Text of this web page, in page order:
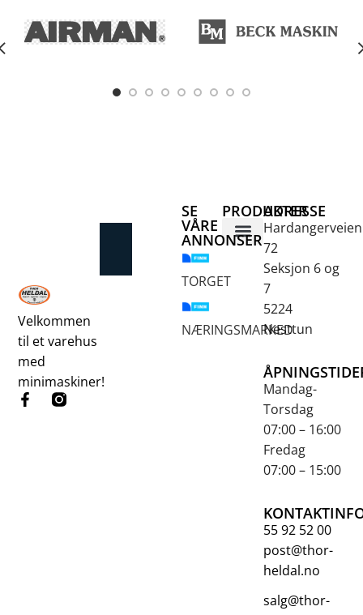
Velkommen
til et varehus
med
minimaskiner!
ADRESSE
Hardangerveien
72
Seksjon 6 og
7
5224
Nesttun
Mandag-
Torsdag
07:00 – 16:00
Fredag
07:00 – 15:00
55 92 52 00
post@thor-
heldal.no
salg@thor-
PRODUKTER
SE
VÅRE
ANNONSER
TORGET
NÆRINGSMARKED